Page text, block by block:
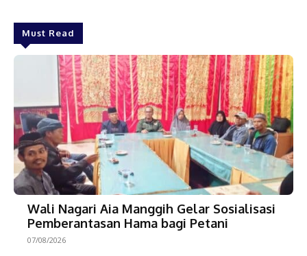
Must Read
Wali Nagari Aia Manggih Gelar Sosialisasi
Pemberantasan Hama bagi Petani
07/08/2026